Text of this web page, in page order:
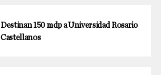
Destinan 150 mdp a Universidad Rosario
Castellanos